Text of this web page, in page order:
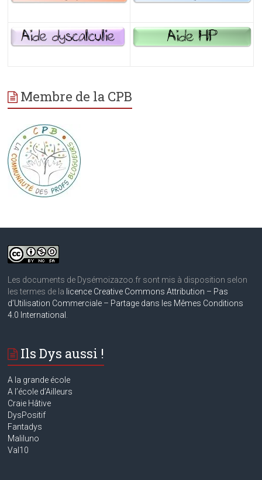
Membre de la CPB
Les documents de Dysémoizazoo.fr sont mis à disposition selon
les termes de la licence Creative Commons Attribution – Pas
d’Utilisation Commerciale – Partage dans les Mêmes Conditions
4.0 International
Ils Dys aussi !
A la grande école
A l’école d’Ailleurs
Craie Hâtive
DysPositif
Fantadys
Maliluno
Val10